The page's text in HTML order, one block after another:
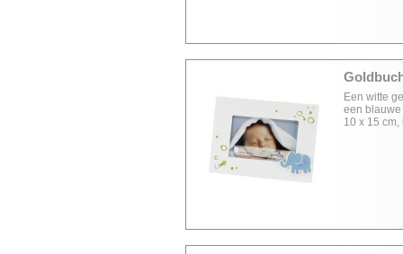
Een witte
een blauwe
10 x 15